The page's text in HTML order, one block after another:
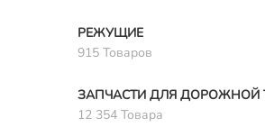
РЕЖУЩИЕ
915 Товаров
ЗАПЧАСТИ ДЛЯ ДОРОЖНОЙ
12 354 Товара